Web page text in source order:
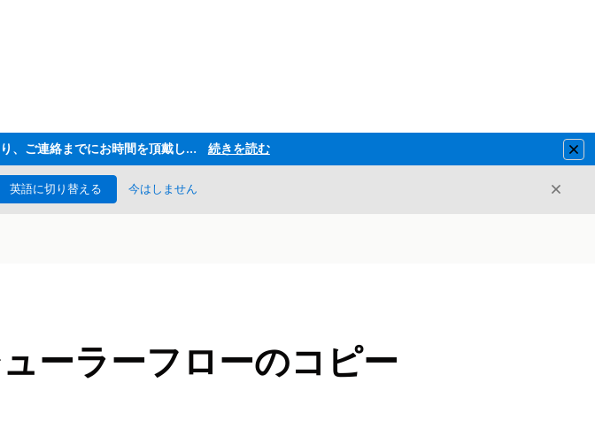
ただいま大変多くのお問い合わせをいただいており、ご連絡までにお時間を頂戴しております 続きを読む
英語に切り替える 今はしません 閉じる
ーラーフローのコピー